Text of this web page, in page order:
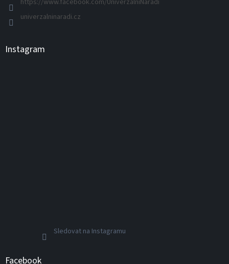
https://www.facebook.com/UniverzalniNaradi
univerzalninaradi.cz
Instagram
Sledovat na Instagramu
Facebook